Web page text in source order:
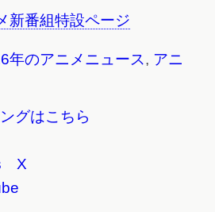
新番組特設ページ
年のアニメニュース, アニ
グはこちら
X